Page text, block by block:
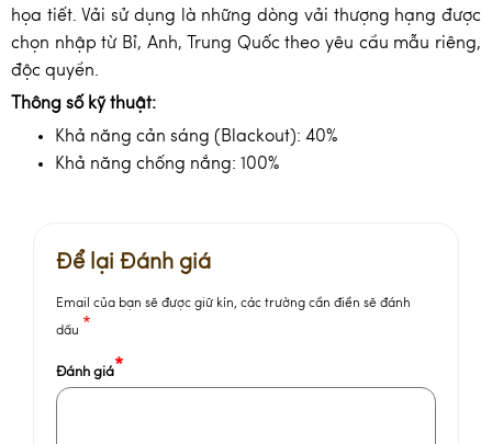
họa tiết. Vải sử dụng là những dòng vải thượng hạng được
chọn nhập từ Bỉ, Anh, Trung Quốc theo yêu cầu mẫu riêng,
độc quyền.
Thông số kỹ thuật:
Khả năng cản sáng (Blackout): 40%
Khả năng chống nắng: 100%
Để lại Đánh giá
Email của bạn sẽ được giữ kín, các trường cần điền sẽ đánh
dấu *
Đánh giá*